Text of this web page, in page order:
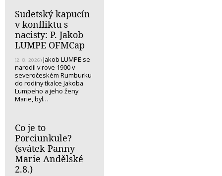
Sudetský kapucín
v konfliktu s
nacisty: P. Jakob
LUMPE OFMCap
(2. 8. 2026) Jakob LUMPE se
narodil v rove 1900 v
severočeském Rumburku
do rodiny tkalce Jakoba
Lumpeho a jeho ženy
Marie, byl…
Co je to
Porciunkule?
(svátek Panny
Marie Andělské
2.8.)